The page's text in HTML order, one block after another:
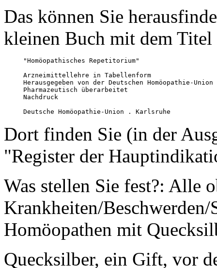
Das können Sie
kleinen Buch mit dem Titel
"Homöopathisches Repetitorium"
Arzneimittellehre in Tabellenform
Herausgegeben von der Deutschen Homöopathie-Union
Pharmazeutisch überarbeitet
Nachdruck
Deutsche Homöopathie-Union . Karlsruhe
Dort finden Sie (in der
"Register der
Was stellen Sie fest?: Alle
Krankheiten/
Homöopathen mit
Quecksilber, ein Gift, vor